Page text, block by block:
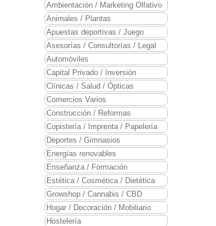
Ambientación / Marketing Olfativo
Animales / Plantas
Apuestas deportivas / Juego
Asesorías / Consultorías / Legal
Automóviles
Capital Privado / Inversión
Clínicas / Salud / Ópticas
Comercios Varios
Construcción / Reformas
Copistería / Imprenta / Papelería
Deportes / Gimnasios
Energías renovables
Enseñanza / Formación
Estética / Cosmética / Dietética
Growshop / Cannabis / CBD
Hogar / Decoración / Mobiliario
Hostelería